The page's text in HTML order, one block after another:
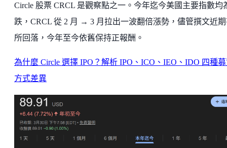
Circle 股票 CRCL 是觀察點之一。今年迄今美國主要指數均
跌，CRCL 從 2 月 → 3 月拉出一波翻倍漲勢，儘管撰文近
所回落，今年至今依舊保持正報酬。
為什麼 Circle 選擇 IPO？解析 IPO、ICO、IEO、IDO 四種
方式差異